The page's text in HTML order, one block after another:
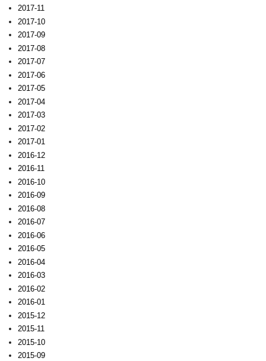
2017-11
2017-10
2017-09
2017-08
2017-07
2017-06
2017-05
2017-04
2017-03
2017-02
2017-01
2016-12
2016-11
2016-10
2016-09
2016-08
2016-07
2016-06
2016-05
2016-04
2016-03
2016-02
2016-01
2015-12
2015-11
2015-10
2015-09